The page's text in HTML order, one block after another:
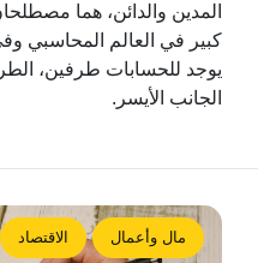
المدين والدائن، هما
كبير في العالم المحاسبي
يوجد للحسابات طرفين،
الجانب الأيسر.
مال وأعمال الاقتصاد